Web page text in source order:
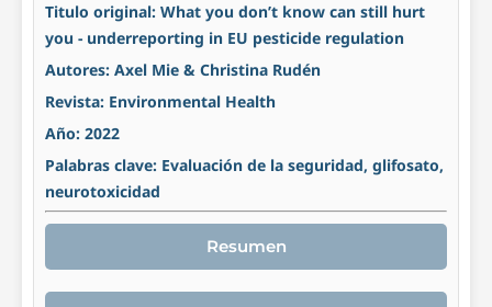
Titulo original: What you don’t know can still hurt
you - underreporting in EU pesticide regulation
Autores: Axel Mie & Christina Rudén
Revista: Environmental Health
Año: 2022
Palabras clave: Evaluación de la seguridad, glifosato,
neurotoxicidad
Resumen